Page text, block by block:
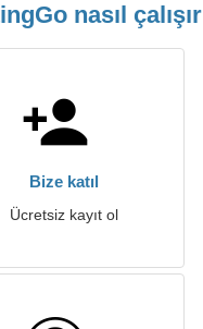
nasıl çalışır
Bize katıl
Ücretsiz kayıt ol